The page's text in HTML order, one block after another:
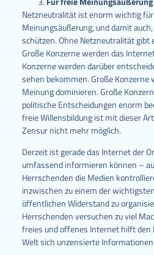
Netzneutralität ist enorm wichtig
Meinungsäußerung, und damit
schützen. Ohne Netzneutralität gibt
Große Konzerne werden das
Konzerne werden darüber
sehen bekommen. Große
Meinung dominieren. Große
politische Entscheidungen enorm
freie Willensbildung ist mit dieser
Zensur nicht mehr möglich.
Derzeit ist gerade das Internet der
umfassend informieren können –
Herrschenden die Medien
inzwischen zu einem der
öffentlichen Widerstand zu
Herrschenden versuchen zu viel
freies und offenes Internet hilft den
Welt sich unzensierte